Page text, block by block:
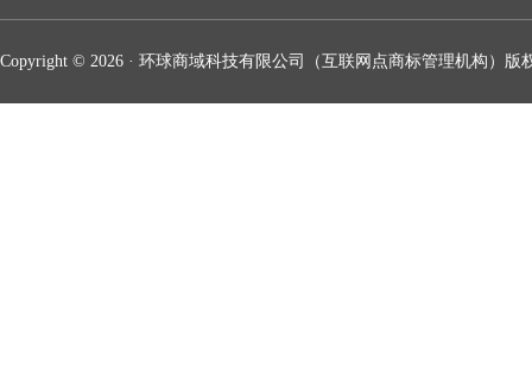
Copyright © 2026 · 环球商域科技有限公司（互联网点商标管理机构）版